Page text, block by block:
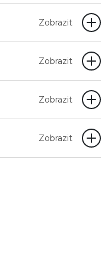
Zobrazit
Zobrazit
Zobrazit
Zobrazit